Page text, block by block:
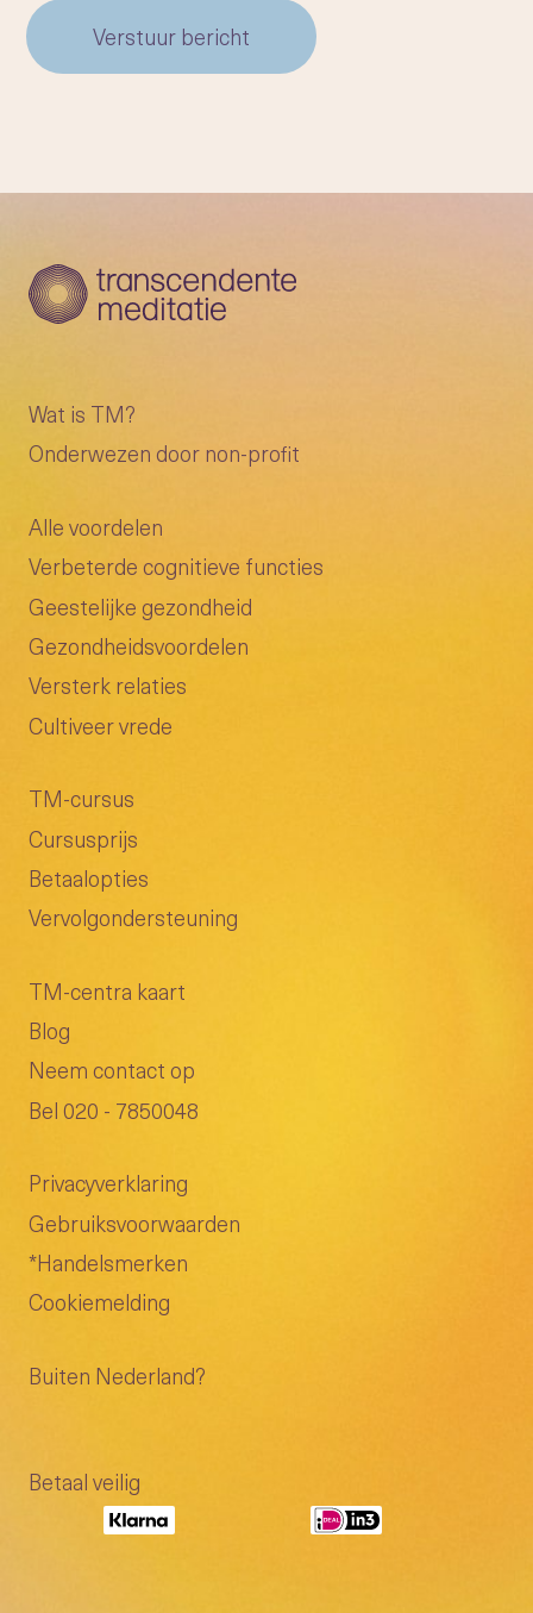
Verstuur bericht
Wat is TM?
Onderwezen door non-profit
Alle voordelen
Verbeterde cognitieve functies
Geestelijke gezondheid
Gezondheidsvoordelen
Versterk relaties
Cultiveer vrede
TM-cursus
Cursusprijs
Betaalopties
Vervolgondersteuning
TM-centra kaart
Blog
Neem contact op
Bel 020 - 7850048
Privacyverklaring
Gebruiksvoorwaarden
*Handelsmerken
Cookiemelding
Buiten Nederland?
Betaal veilig